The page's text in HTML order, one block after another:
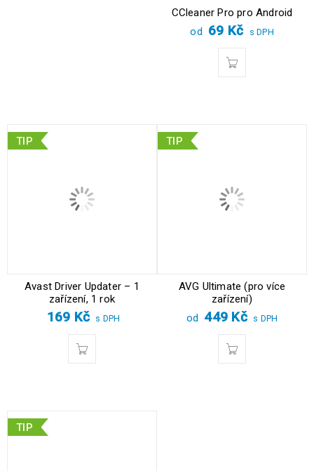
CCleaner Pro pro Android
od 69 Kč s DPH
TIP
Avast Driver Updater – 1
zařízení, 1 rok
169 Kč s DPH
TIP
AVG Ultimate (pro více
zařízení)
od 449 Kč s DPH
TIP